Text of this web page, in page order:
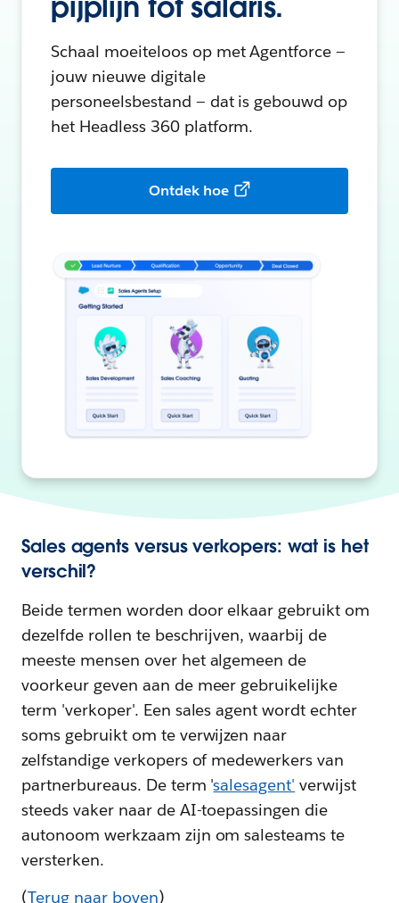
Schaal moeiteloos op met Agentforce —
jouw nieuwe digitale
personeelsbestand — dat is gebouwd op
het Headless 360 platform.
Ontdek hoe
Sales agents versus verkopers: wat is het
verschil?
Beide termen worden door elkaar gebruikt om
dezelfde rollen te beschrijven, waarbij de
meeste mensen over het algemeen de
voorkeur geven aan de meer gebruikelijke
term 'verkoper'. Een sales agent wordt echter
soms gebruikt om te verwijzen naar
zelfstandige verkopers of medewerkers van
partnerbureaus. De term 'salesagent' verwijst
steeds vaker naar de AI-toepassingen die
autonoom werkzaam zijn om salesteams te
versterken.
(Terug naar boven)